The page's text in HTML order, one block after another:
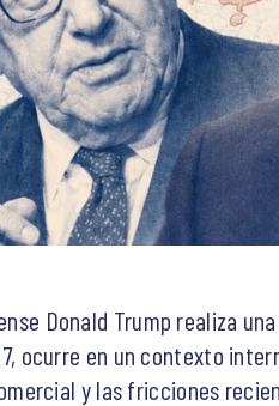
Donald Trump realiza
ocurre en un contexto
y las fricciones